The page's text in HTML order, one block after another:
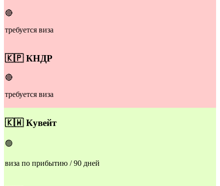
🔴
требуется виза
​🇰🇵КНДР
🔴
требуется виза
​🇰🇼Кувейт
🟢
виза по прибытию / 90 дней